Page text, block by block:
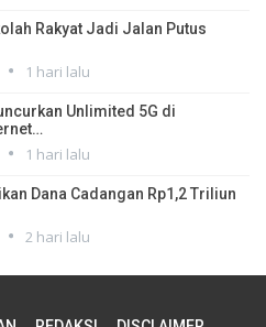
Rakyat Jadi Jalan Putus
1 hari lalu
Unlimited 5G di
1 hari lalu
Dana Cadangan Rp1,2 Triliun
2 hari lalu